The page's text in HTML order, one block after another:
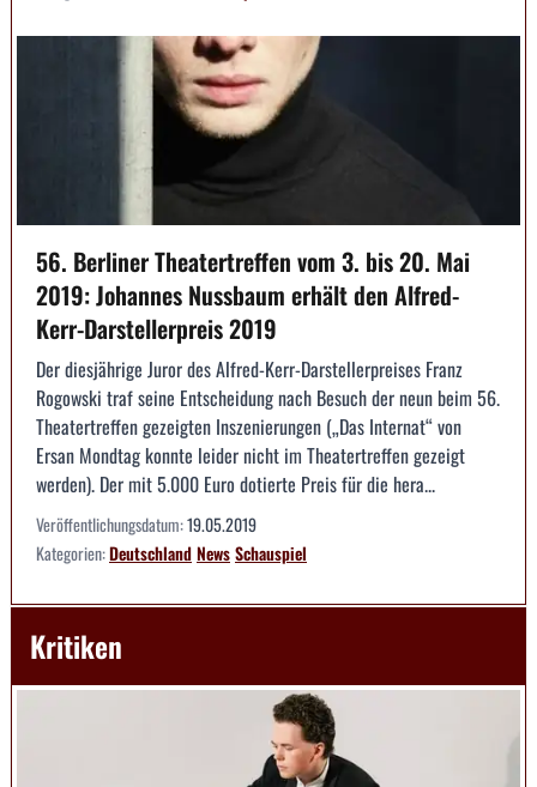
56. Berliner Theatertreffen vom 3. bis 20. Mai
2019: Johannes Nussbaum erhält den Alfred-
Kerr-Darstellerpreis 2019
Der diesjährige Juror des Alfred-Kerr-Darstellerpreises Franz
Rogowski traf seine Entscheidung nach Besuch der neun beim 56.
Theatertreffen gezeigten Inszenierungen („Das Internat“ von
Ersan Mondtag konnte leider nicht im Theatertreffen gezeigt
werden). Der mit 5.000 Euro dotierte Preis für die hera...
Veröffentlichungsdatum:19.05.2019
Kategorien:DeutschlandNewsSchauspiel
Kritiken